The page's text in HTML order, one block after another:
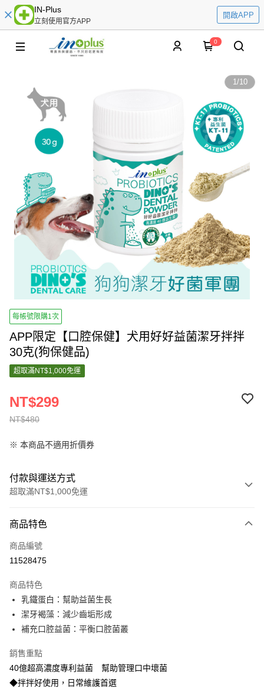
IN-Plus
立刻使用官方APP
開啟APP
0
1/10
每帳號限購1次
APP限定【口腔保健】犬用好好益菌潔牙拌拌
30克(狗保健品)
超取滿NT$1,000免運
NT$480
NT$299
※ 本商品不適用折價券
付款與運送方式
超取滿NT$1,000免運
信用卡一次付款
信用卡分期付款
合作金庫商業銀行
華南商業銀行
上海商業儲蓄銀行
國泰世華商業銀行
匯豐（台灣）商業銀行
聯邦商業銀行
遠東國際商業銀行
元大商業銀行
超商取貨付款
LINE Pay
街口支付
悠遊付
商品特色
商品編號
11528475
商品特色
乳鐵蛋白：幫助益菌生長
潔牙褐藻：減少齒垢形成
補充口腔益菌：平衡口腔菌叢
銷售重點
40億超高濃度專利益菌 幫助管理口中壞菌
◆拌拌好使用，日常維護首選